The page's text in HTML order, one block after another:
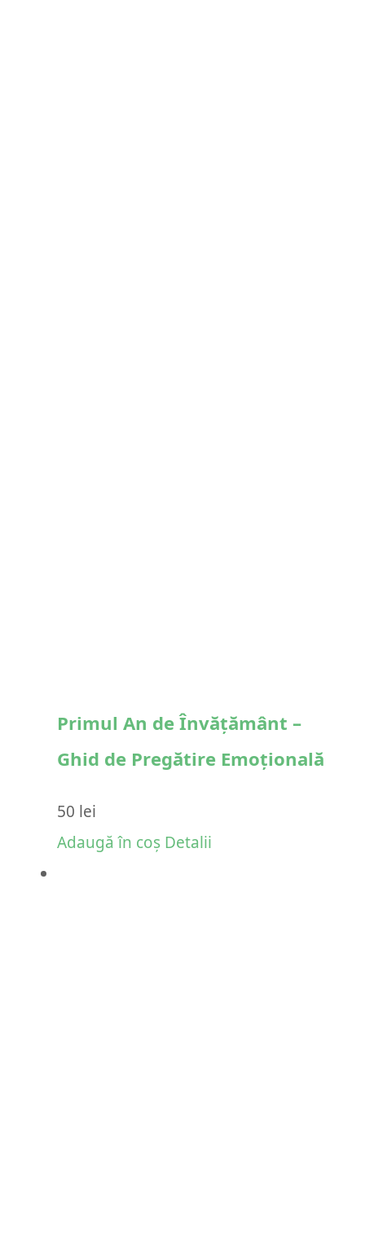
Primul An de Învățământ –
Ghid de Pregătire Emoțională
50 lei
Adaugă în coș Detalii